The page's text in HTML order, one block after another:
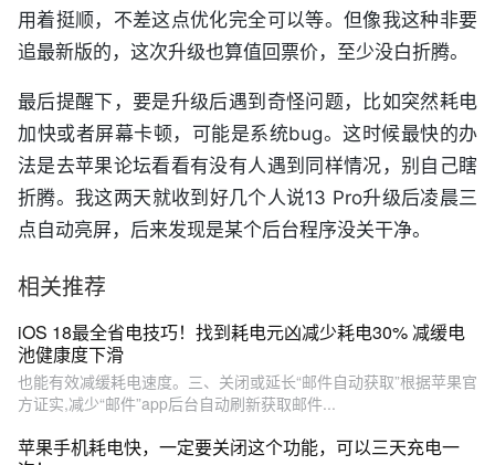
用着挺顺，不差这点优化完全可以等。但像我这种非要
追最新版的，这次升级也算值回票价，至少没白折腾。
最后提醒下，要是升级后遇到奇怪问题，比如突然耗电
加快或者屏幕卡顿，可能是系统bug。这时候最快的办
法是去苹果论坛看看有没有人遇到同样情况，别自己瞎
折腾。我这两天就收到好几个人说13 Pro升级后凌晨三
点自动亮屏，后来发现是某个后台程序没关干净。
相关推荐
iOS 18最全省电技巧！找到耗电元凶减少耗电30% 减缓电
池健康度下滑
也能有效减缓耗电速度。三、关闭或延长“邮件自动获取”根据苹果官
方证实,减少“邮件”app后台自动刷新获取邮件...
苹果手机耗电快，一定要关闭这个功能，可以三天充电一